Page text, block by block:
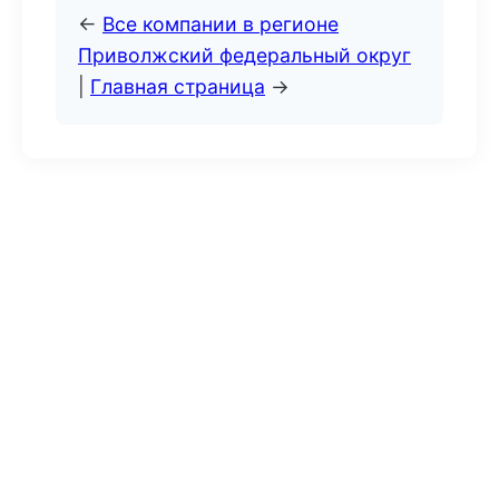
← Все компании в регионе
Приволжский федеральный округ
Главная страница →